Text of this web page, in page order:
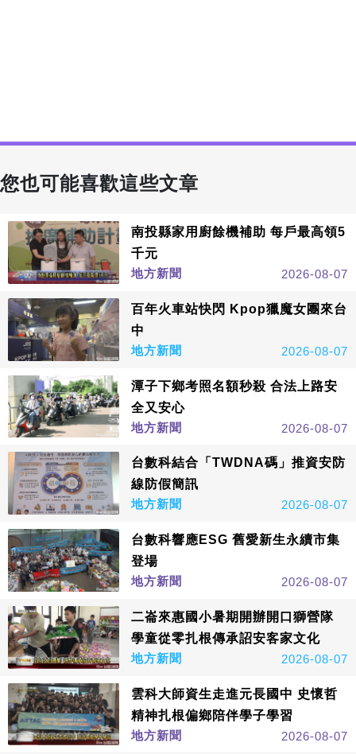
您也可能喜歡這些文章
南投縣家用廚餘機補助 每戶最高領5
千元
地方新聞
2026-08-07
百年火車站快閃 Kpop獵魔女團來台
中
地方新聞
2026-08-07
潭子下鄉考照名額秒殺 合法上路安
全又安心
地方新聞
2026-08-07
台數科結合「TWDNA碼」推資安防
線防假簡訊
地方新聞
2026-08-07
台數科響應ESG 舊愛新生永續市集
登場
地方新聞
2026-08-07
二崙來惠國小暑期開辦開口獅營隊
學童從零扎根傳承詔安客家文化
地方新聞
2026-08-07
雲科大師資生走進元長國中 史懷哲
精神扎根偏鄉陪伴學子學習
地方新聞
2026-08-07